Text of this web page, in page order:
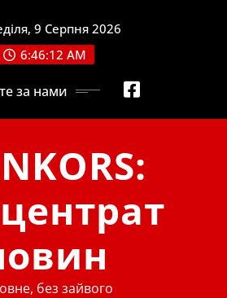
9 Серпня 2026
6:46:13 AM
за нами
без зайвого